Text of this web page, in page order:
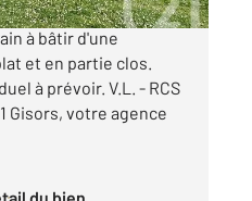
de GISORS - Venez
à bâtir d'une
et en partie clos.
à prévoir. V.L. - RCS
Gisors, votre agence
du bien